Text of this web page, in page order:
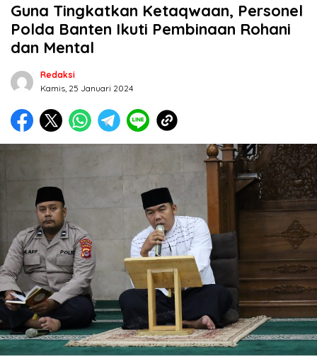
Guna Tingkatkan Ketaqwaan, Personel
Polda Banten Ikuti Pembinaan Rohani
dan Mental
Redaksi
Kamis, 25 Januari 2024